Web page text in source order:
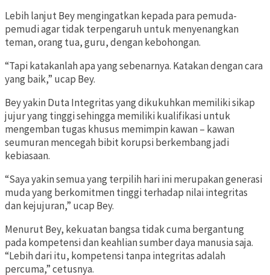
Lebih lanjut Bey mengingatkan kepada para pemuda-
pemudi agar tidak terpengaruh untuk menyenangkan
teman, orang tua, guru, dengan kebohongan.
“Tapi katakanlah apa yang sebenarnya. Katakan dengan cara
yang baik,” ucap Bey.
Bey yakin Duta Integritas yang dikukuhkan memiliki sikap
jujur yang tinggi sehingga memiliki kualifikasi untuk
mengemban tugas khusus memimpin kawan – kawan
seumuran mencegah bibit korupsi berkembang jadi
kebiasaan.
“Saya yakin semua yang terpilih hari ini merupakan generasi
muda yang berkomitmen tinggi terhadap nilai integritas
dan kejujuran,” ucap Bey.
Menurut Bey, kekuatan bangsa tidak cuma bergantung
pada kompetensi dan keahlian sumber daya manusia saja.
“Lebih dari itu, kompetensi tanpa integritas adalah
percuma,” cetusnya.